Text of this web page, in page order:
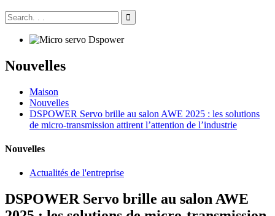
Nouvelles
Maison
Nouvelles
DSPOWER Servo brille au salon AWE 2025 : les solutions
de micro-transmission attirent l’attention de l’industrie
Nouvelles
Actualités de l'entreprise
DSPOWER Servo brille au salon AWE